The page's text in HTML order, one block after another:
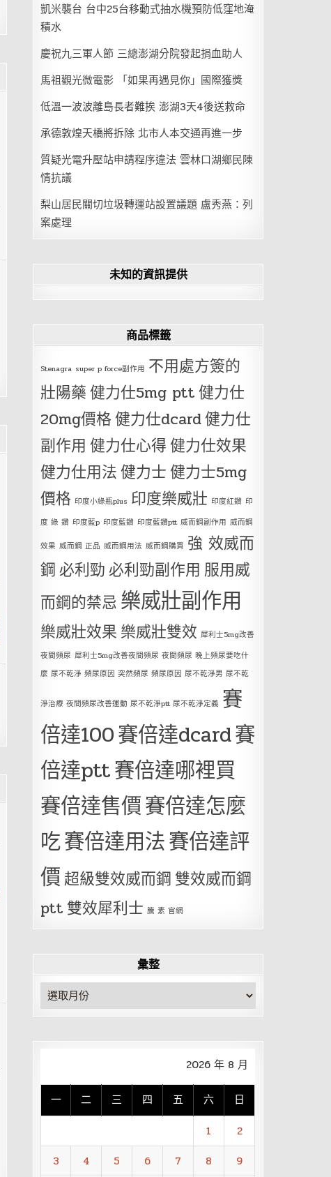
凱米襲台 台中25台移動式抽水機預防低窪地淹
積水
慶祝九三軍人節 三總澎湖分院發起捐血助人
馬祖觀光微電影 「如果再遇見你」國際獲獎
低溫一波波離島長者難挨 澎湖3天4後送救命
承德敦煌天橋將拆除 北市人本交通再進一步
質疑光電升壓站申請程序違法 雲林口湖鄉民陳
情抗議
梨山居民關切垃圾轉運站設置議題 盧秀燕：列
案處理
未知的資訊提供
商品標籤
Stenagra super p force副作用 不用處方簽的
壯陽藥健力仕5mg ptt健力仕
20mg價格健力仕dcard健力仕
副作用 健力仕心得健力仕效果
健力仕用法健力士健力士5mg
價格 印度小綠瓶plus 印度樂威壯 印度紅鑽 印
度 綠 鑽 印度藍p 印度藍鑽 印度藍鑽ptt 威而鋼副作用 威而鋼
效果 威而鋼 正品 威而鋼用法 威而鋼購買 強 效威而
鋼 必利勁 必利勁副作用 服用威
而鋼的禁忌 樂威壯副作用
樂威壯效果 樂威壯雙效 犀利士5mg改善
夜間頻尿 犀利士5mg改善夜間頻尿 夜間頻尿 晚上頻尿要吃什
麼 尿不乾淨 頻尿原因 突然頻尿 頻尿原因 尿不乾淨男 尿不乾
淨治療 夜間頻尿改善運動 尿不乾淨ptt 尿不乾淨定義 賽
倍達100賽倍達dcard賽
倍達ptt賽倍達哪裡買
賽倍達售價賽倍達怎麼
吃賽倍達用法賽倍達評
價超級雙效威而鋼 雙效威而鋼
ptt 雙效犀利士 騰 素 官網
彙整
彙
整
2026 年 8 月
一 二 三 四 五 六
日
1
2
3
4 5 6 7 8 9